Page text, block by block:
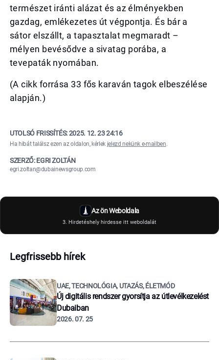
természet iránti alázat és az élményekben
gazdag, emlékezetes út végpontja. És bár a
sátor elszállt, a tapasztalat megmaradt –
mélyen bevésődve a sivatag porába, a
tevepaták nyomában.
(A cikk forrása 33 fős karaván tagok elbeszélése
alapján.)
UTOLSÓ FRISSÍTÉS:2025. 12. 23 24:16
Ha hibát találsz ezen az oldalon, kérlek jelezd nekünk e-mailben.
SZERZŐ: EGRI ZOLTÁN
egri.zoltan@dubainewsgroup.com
Az ön Weboldala
3. Hirdetéshely hirdesse itt weboldalát
Legfrissebb hírek
UAE, TECHNOLÓGIA, UTAZÁS, ÉLETMÓD
Új digitális rendszer gyorsítja az útlevélkezelést
Dubaiban
2026. 07. 25